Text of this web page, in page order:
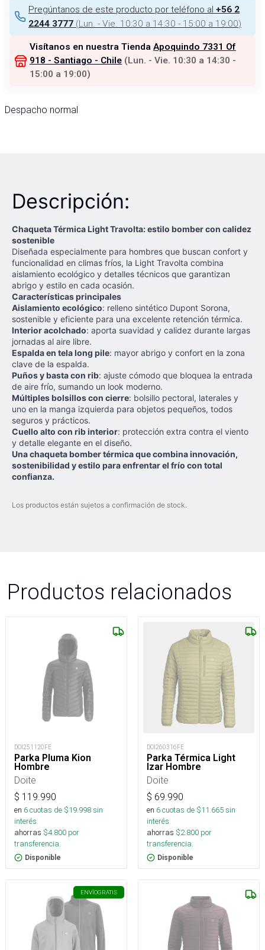
Pregúntanos de este producto por teléfono al +56 2
2244 3777 (Lun. - Vie. 10:30 a 14:30 - 15:00 a 19:00)
Visítanos en nuestra Tienda Apoquindo 7331 Of
918 - Santiago - Chile (Lun. - Vie. 10:30 a 14:30 -
15:00 a 19:00)
Despacho normal
Descripción:
Chaqueta Térmica Light Travolta: estilo bomber con calidez
sostenible
Diseñada especialmente para hombres que buscan confort y
funcionalidad en climas fríos, la Light Travolta combina
aislamiento ecológico y detalles técnicos que garantizan
abrigo y estilo en cada ocasión.
Características principales
Aislamiento ecológico: relleno sintético Dupont Sorona,
sostenible y eficiente para una excelente retención térmica.
Interior acolchado: aporta suavidad y calidez durante largas
jornadas al aire libre.
Espalda en tela long pile: mayor abrigo y confort en la zona
clave de la espalda.
Puños y basta con rib: ajuste cómodo que bloquea la entrada
de aire frío, sumando un look moderno.
Múltiples bolsillos con cierre: bolsillo pectoral, laterales y
uno en la manga izquierda para objetos pequeños, todos
seguros y prácticos.
Cuello alto con rib interior: protección extra contra el viento
y detalle elegante en el diseño.
Una chaqueta bomber térmica que combina innovación,
sostenibilidad y estilo para enfrentar el frío con total
confianza.
Los productos están sujetos a confirmación de stock.
Productos relacionados
DOI251120FE
Parka Pluma Kion
Hombre
Doite
$ 119.990
en 6cuotas de $19.998sin
interés
ahorras $4.800 por
transferencia.
Disponible
DOI260316FE
Parka Térmica Light
Izar Hombre
Doite
$ 69.990
en 6cuotas de $11.665sin
interés
ahorras $2.800 por
transferencia.
Disponible
ENVÍOGRATIS